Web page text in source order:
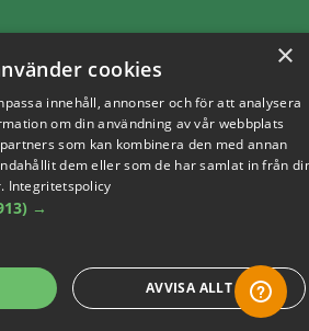
×
cookies
innehåll, annonser och för att analysera
om din användning av vår webbplats
som kan kombinera den med annan
dem eller som de har samlat in från
Integritetspolicy
→
AVVISA ALLT